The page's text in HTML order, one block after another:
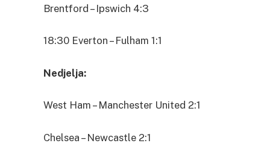
Brentford – Ipswich 4:3
18:30 Everton – Fulham 1:1
Nedjelja:
West Ham – Manchester United 2:1
Chelsea – Newcastle 2:1